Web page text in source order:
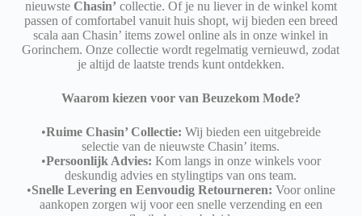
nieuwste Chasin’ collectie. Of je nu liever in de winkel komt
passen of comfortabel vanuit huis shopt, wij bieden een breed
scala aan Chasin’ items zowel online als in onze winkel in
Gorinchem. Onze collectie wordt regelmatig vernieuwd, zodat
je altijd de laatste trends kunt ontdekken.
Waarom kiezen voor van Beuzekom Mode?
•Ruime Chasin’ Collectie: Wij bieden een uitgebreide
selectie van de nieuwste Chasin’ items.
•Persoonlijk Advies: Kom langs in onze winkels voor
deskundig advies en stylingtips van ons team.
•Snelle Levering en Eenvoudig Retourneren: Voor online
aankopen zorgen wij voor een snelle verzending en een